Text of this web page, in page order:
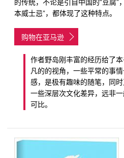
的传统，不论是引自中国的“豆腐”
本威士忌”，都体现了这种特点。
购物在亚马逊
作者野岛刚丰富的经历给了
凡的的视角，一些平常的事
感，是极有趣味的随笔，同
一些深层次文化差异，远非
可比。